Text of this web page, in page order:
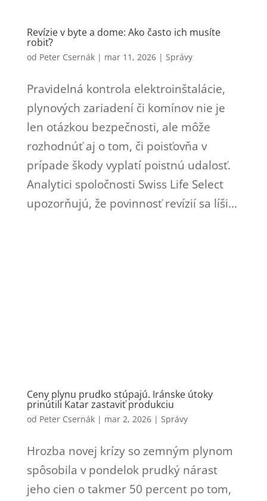
Revízie v byte a dome: Ako často ich musíte
robiť?
od Peter Csernák| mar 11, 2026| Správy
Pravidelná kontrola elektroinštalácie,
plynových zariadení či komínov nie je
len otázkou bezpečnosti, ale môže
rozhodnúť aj o tom, či poisťovňa v
prípade škody vyplatí poistnú udalosť.
Analytici spoločnosti Swiss Life Select
upozorňujú, že povinnosť revízií sa líši...
Ceny plynu prudko stúpajú. Iránske útoky
prinútili Katar zastaviť produkciu
od Peter Csernák| mar 2, 2026| Správy
Hrozba novej krízy so zemným plynom
spôsobila v pondelok prudký nárast
jeho cien o takmer 50 percent po tom,